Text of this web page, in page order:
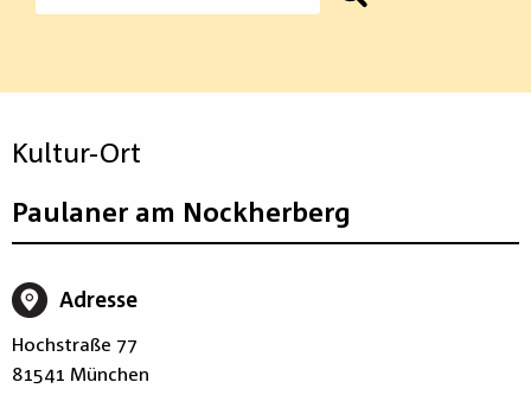
nach:
Kultur-Ort
Paulaner am Nockherberg
Adresse
Hochstraße 77
81541 München